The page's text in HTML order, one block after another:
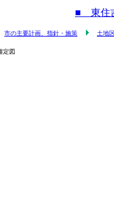
■ 東住
市の主要計画、指針・施策 土地
定図